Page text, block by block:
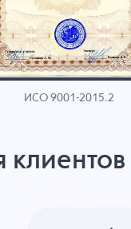
ИСО 9001-2015.2